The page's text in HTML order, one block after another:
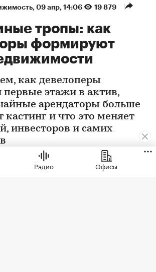
09 апр, 14:06 19 879
тропы: как
формируют
как девелоперы
первые этажи в актив,
арендаторы больше
кастинг и что это меняет
инвесторов и самих
Радио Офисы